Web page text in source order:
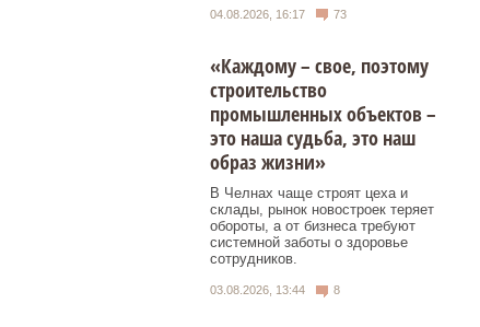
04.08.2026, 16:17 73
«Каждому – свое, поэтому
строительство
промышленных объектов –
это наша судьба, это наш
образ жизни»
В Челнах чаще строят цеха и
склады, рынок новостроек теряет
обороты, а от бизнеса требуют
системной заботы о здоровье
сотрудников.
03.08.2026, 13:44 8